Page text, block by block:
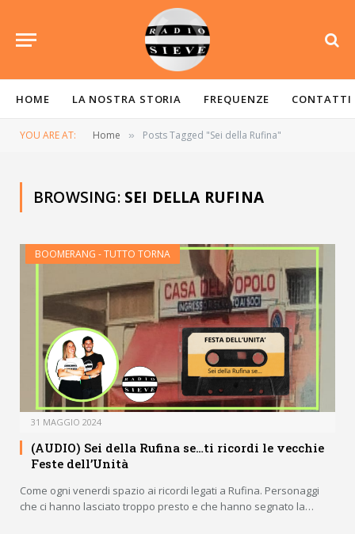
HOME LA NOSTRA STORIA FREQUENZE CONTATTI
YOU ARE AT: Home » Posts Tagged "Sei della Rufina"
BROWSING: SEI DELLA RUFINA
BOOMERANG - TUTTO TORNA
31 MAGGIO 2024
(AUDIO) Sei della Rufina se…ti ricordi le vecchie
Feste dell’Unità
Come ogni venerdi spazio ai ricordi legati a Rufina. Personaggi
che ci hanno lasciato troppo presto e che hanno segnato la…